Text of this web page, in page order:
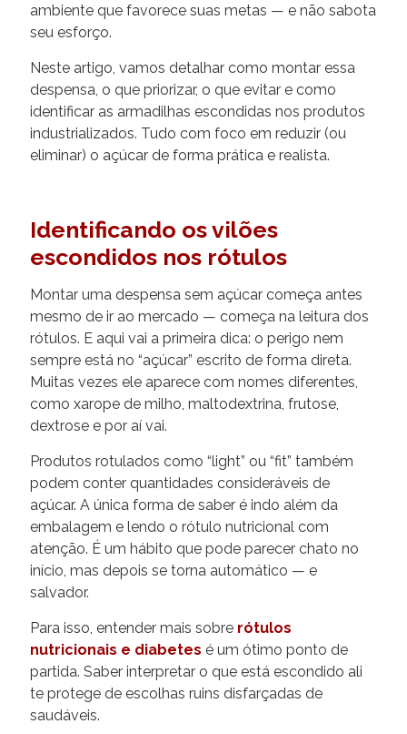
ambiente que favorece suas metas — e não sabota
seu esforço.
Neste artigo, vamos detalhar como montar essa
despensa, o que priorizar, o que evitar e como
identificar as armadilhas escondidas nos produtos
industrializados. Tudo com foco em reduzir (ou
eliminar) o açúcar de forma prática e realista.
Identificando os vilões
escondidos nos rótulos
Montar uma despensa sem açúcar começa antes
mesmo de ir ao mercado — começa na leitura dos
rótulos. E aqui vai a primeira dica: o perigo nem
sempre está no “açúcar” escrito de forma direta.
Muitas vezes ele aparece com nomes diferentes,
como xarope de milho, maltodextrina, frutose,
dextrose e por aí vai.
Produtos rotulados como “light” ou “fit” também
podem conter quantidades consideráveis de
açúcar. A única forma de saber é indo além da
embalagem e lendo o rótulo nutricional com
atenção. É um hábito que pode parecer chato no
início, mas depois se torna automático — e
salvador.
Para isso, entender mais sobre rótulos
nutricionais e diabetes é um ótimo ponto de
partida. Saber interpretar o que está escondido ali
te protege de escolhas ruins disfarçadas de
saudáveis.